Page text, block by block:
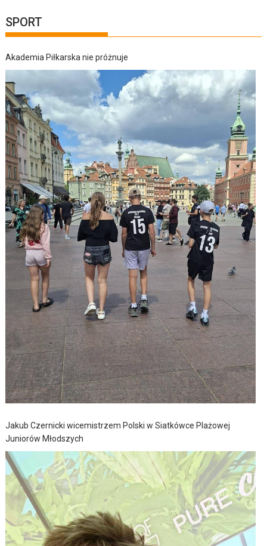
SPORT
Akademia Piłkarska nie próżnuje
Jakub Czernicki wicemistrzem Polski w Siatkówce Plażowej
Juniorów Młodszych